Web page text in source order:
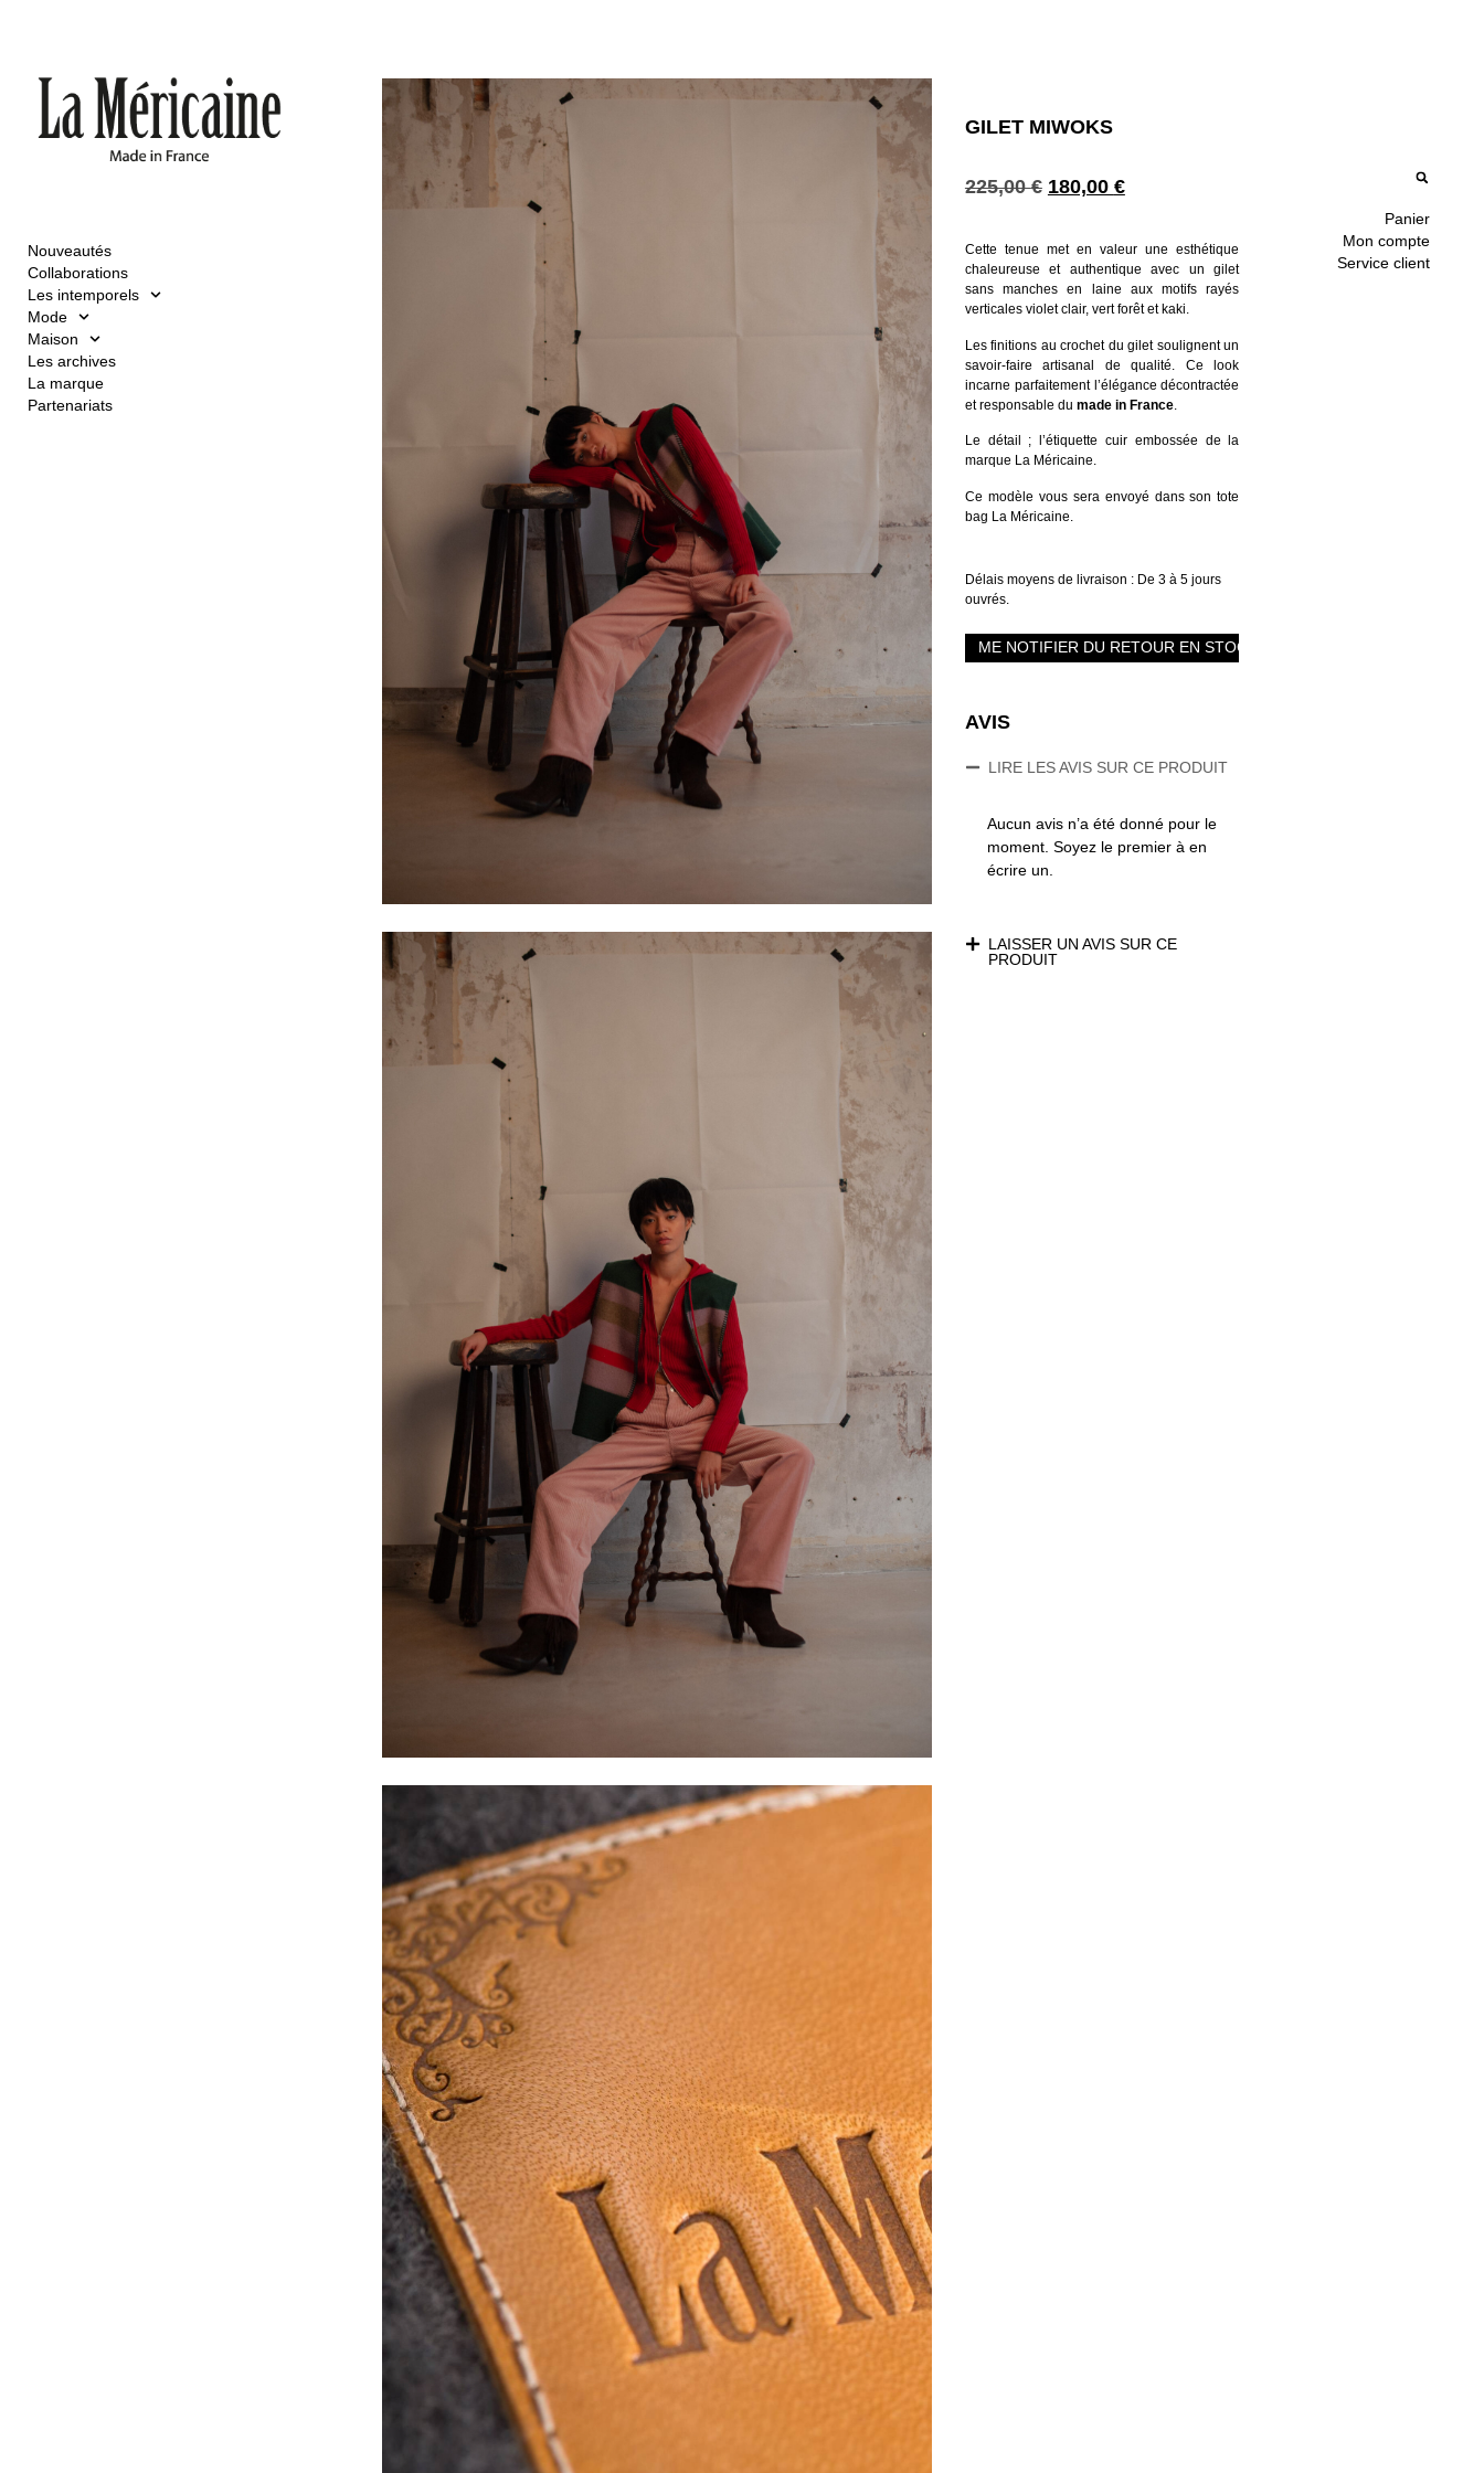
Nouveautés
Collaborations
Les intemporels
Mode
Maison
Les archives
La marque
Partenariats
Panier
Mon compte
Service client
GILET MIWOKS
225,00€ 180,00 €
Cette tenue met en valeur une esthétique
chaleureuse et authentique avec un gilet
sans manches en laine aux motifs rayés
verticales violet clair, vert forêt et kaki.
Les finitions au crochet du gilet soulignent un
savoir-faire artisanal de qualité. Ce look
incarne parfaitement l’élégance décontractée
et responsable du made in France.
Le détail ; l’étiquette cuir embossée de la
marque La Méricaine.
Ce modèle vous sera envoyé dans son tote
bag La Méricaine.
Délais moyens de livraison : De 3 à 5 jours
ouvrés.
ME NOTIFIER DU RETOUR EN STOCK
AVIS
LIRE LES AVIS SUR CE PRODUIT
Aucun avis n’a été donné pour le
moment. Soyez le premier à en
écrire un.
LAISSER UN AVIS SUR CE
PRODUIT